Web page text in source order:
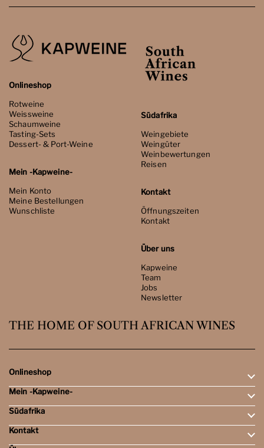
Onlineshop
Rotweine
Weissweine
Schaumweine
Tasting-Sets
Dessert- & Port-Weine
Mein -Kapweine-
Mein Konto
Meine Bestellungen
Wunschliste
Südafrika
Weingebiete
Weingüter
Weinbewertungen
Reisen
Kontakt
Öffnungszeiten
Kontakt
Über uns
Kapweine
Team
Jobs
Newsletter
THE HOME OF SOUTH AFRICAN WINES
Onlineshop
Rotweine
Weissweine
Schaumweine
Tasting-Sets
Dessert- & Port-Weine
Mein -Kapweine-
Mein Konto
Meine Bestellungen
Wunschliste
Südafrika
Weingebiete
Weingüter
Kontakt